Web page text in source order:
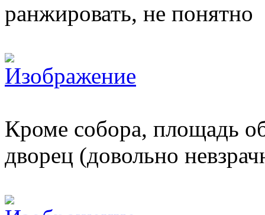
ранжировать, не понятно
Кроме собора, площадь
дворец (довольно